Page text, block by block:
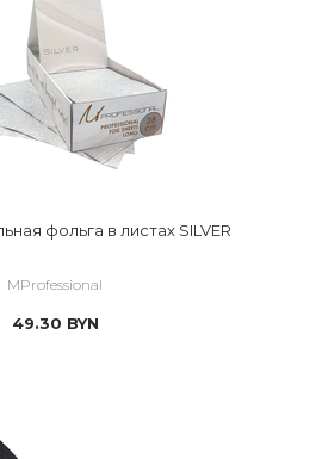
фольга в листах SILVER
MProfessional
49.30 BYN